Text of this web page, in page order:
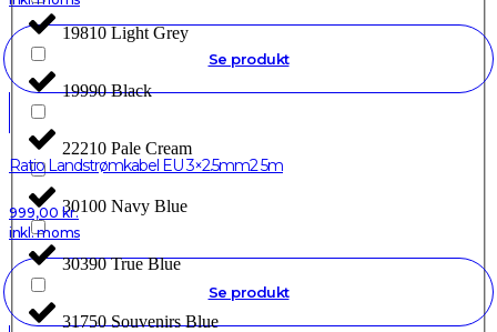
19810 Light Grey
19990 Black
22210 Pale Cream
30100 Navy Blue
30390 True Blue
31750 Souvenirs Blue
Se produkt
Ratio Landstrømkabel EU 3×2.5mm2 5m
999,00 kr.
inkl. moms
Se produkt